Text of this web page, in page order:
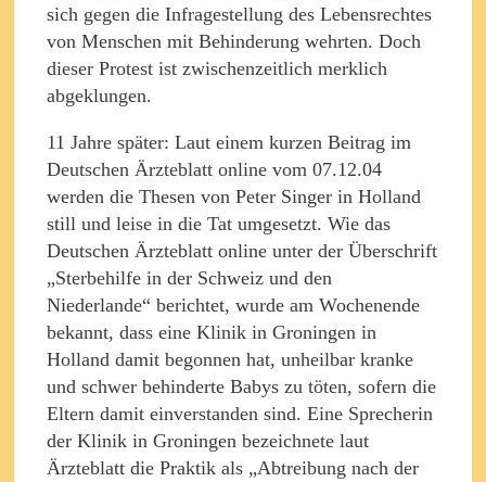
sich gegen die Infragestellung des Lebensrechtes
von Menschen mit Behinderung wehrten. Doch
dieser Protest ist zwischenzeitlich merklich
abgeklungen.
11 Jahre später: Laut einem kurzen Beitrag im
Deutschen Ärzteblatt online vom 07.12.04
werden die Thesen von Peter Singer in Holland
still und leise in die Tat umgesetzt. Wie das
Deutschen Ärzteblatt online unter der Überschrift
„Sterbehilfe in der Schweiz und den
Niederlande“ berichtet, wurde am Wochenende
bekannt, dass eine Klinik in Groningen in
Holland damit begonnen hat, unheilbar kranke
und schwer behinderte Babys zu töten, sofern die
Eltern damit einverstanden sind. Eine Sprecherin
der Klinik in Groningen bezeichnete laut
Ärzteblatt die Praktik als „Abtreibung nach der